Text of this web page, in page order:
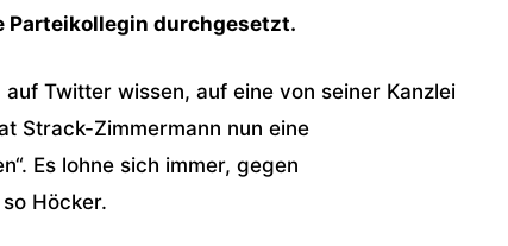
durchgesetzt.
Twitter wissen, auf eine von seiner Kanzlei
Strack-Zimmermann nun eine
Es lohne sich immer, gegen
Höcker.